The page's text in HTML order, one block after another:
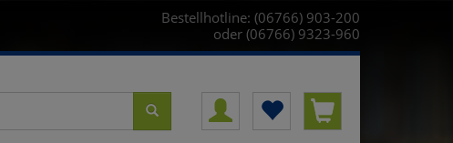
Bestellhotline: (06766) 903-200
oder (06766) 9323-960